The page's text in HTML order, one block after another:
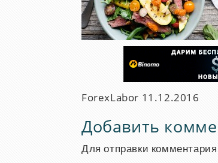
ForexLabor 11.12.2016
Добавить
Для отправки